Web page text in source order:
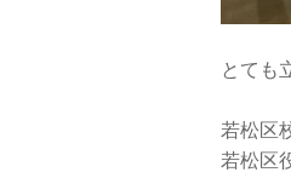
とても
若松区
若松区